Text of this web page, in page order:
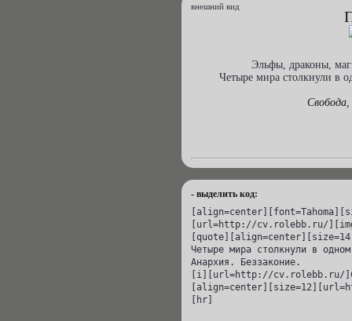
внешний вид
Эльфы, драконы,
Четыре мира столкнули в
Свобода
- выделить код:
[url=http://cv.rolebb.ru/
Четыре мира столкнули в
Анархия. Беззаконие.
[i][url=http://cv.rolebb.ru/
[hr]